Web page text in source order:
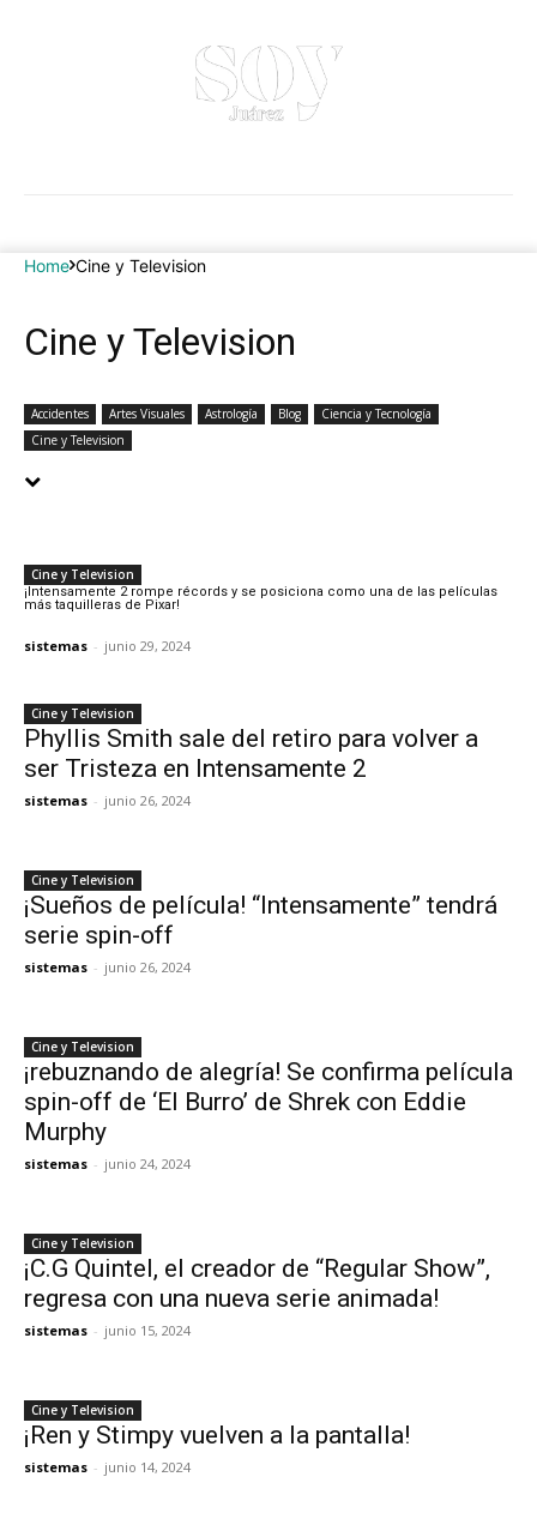
Home Cine y Television
Cine y Television
Accidentes Artes Visuales Astrología Blog
Ciencia y Tecnología
Cine y Television
Cine y Television
¡Intensamente 2 rompe récords y se posiciona como una de las películas
más taquilleras de Pixar!
sistemas - junio 29, 2024
Cine y Television
Phyllis Smith sale del retiro para volver a
ser Tristeza en Intensamente 2
sistemas - junio 26, 2024
Cine y Television
¡Sueños de película! “Intensamente” tendrá
serie spin-off
sistemas - junio 26, 2024
Cine y Television
¡rebuznando de alegría! Se confirma película
spin-off de ‘El Burro’ de Shrek con Eddie
Murphy
sistemas - junio 24, 2024
Cine y Television
¡C.G Quintel, el creador de “Regular Show”,
regresa con una nueva serie animada!
sistemas - junio 15, 2024
Cine y Television
¡Ren y Stimpy vuelven a la pantalla!
sistemas - junio 14, 2024